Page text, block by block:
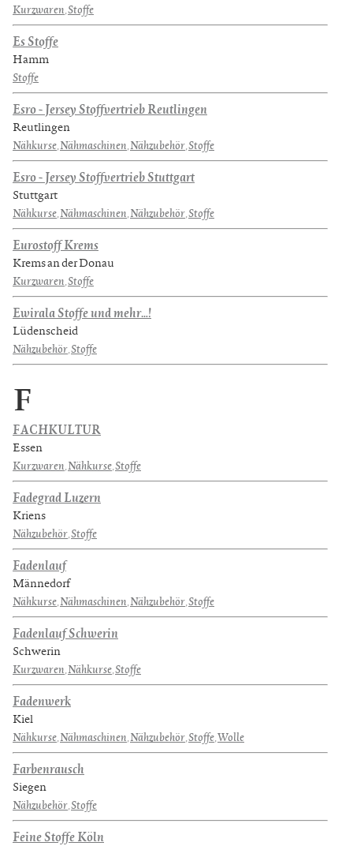
Kurzwaren,Stoffe
Es Stoffe
Hamm
Stoffe
Esro - Jersey Stoffvertrieb Reutlingen
Reutlingen
Nähkurse,Nähmaschinen,Nähzubehör,Stoffe
Esro - Jersey Stoffvertrieb Stuttgart
Stuttgart
Nähkurse,Nähmaschinen,Nähzubehör,Stoffe
Eurostoff Krems
Krems an der Donau
Kurzwaren,Stoffe
Ewirala Stoffe und mehr…!
Lüdenscheid
Nähzubehör,Stoffe
F
FACHKULTUR
Essen
Kurzwaren,Nähkurse,Stoffe
Fadegrad Luzern
Kriens
Nähzubehör,Stoffe
Fadenlauf
Männedorf
Nähkurse,Nähmaschinen,Nähzubehör,Stoffe
Fadenlauf Schwerin
Schwerin
Kurzwaren,Nähkurse,Stoffe
Fadenwerk
Kiel
Nähkurse,Nähmaschinen,Nähzubehör,Stoffe,Wolle
Farbenrausch
Siegen
Nähzubehör,Stoffe
Feine Stoffe Köln